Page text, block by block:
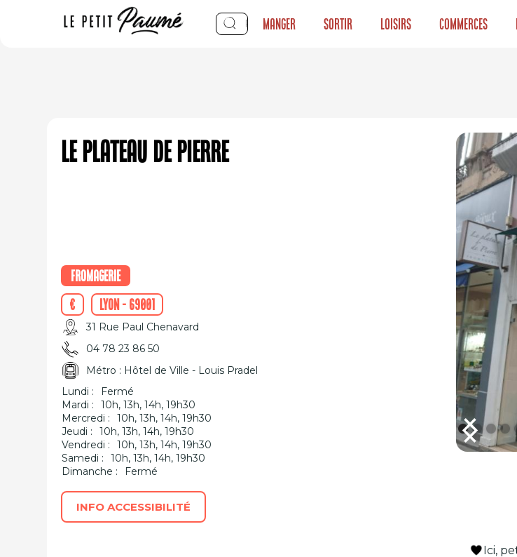
Manger Sortir Loisirs Commerces
Le plateau de Pierre
Fromagerie
€
Lyon - 69001
31 Rue Paul Chenavard
04 78 23 86 50
Métro : Hôtel de Ville - Louis Pradel
Lundi :
Fermé
Mardi :
10h, 13h, 14h, 19h30
Mercredi :
10h, 13h, 14h, 19h30
Jeudi :
10h, 13h, 14h, 19h30
Vendredi :
10h, 13h, 14h, 19h30
Samedi :
10h, 13h, 14h, 19h30
Dimanche :
Fermé
INFO ACCESSIBILITÉ
Ici,